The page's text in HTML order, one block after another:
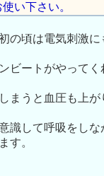
い下さい。
の頃は電気刺激
ビートがやって
まうと血圧も上
識して呼吸をし
す。